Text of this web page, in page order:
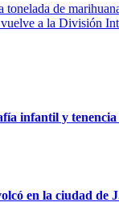
tonelada de
a la División
infantil y
en la ciudad de